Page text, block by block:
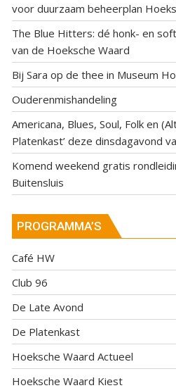
voor duurzaam beheerplan
The Blue Hitters: dé honk- en
van de Hoeksche Waard
Bij Sara op de thee in Museum
Ouderenmishandeling
Americana, Blues, Soul, Folk en
Platenkast’ deze dinsdagavond
Komend weekend gratis
Buitensluis
PROGRAMMA’S
Café HW
Club 96
De Late Avond
De Platenkast
Hoeksche Waard Actueel
Hoeksche Waard Kiest